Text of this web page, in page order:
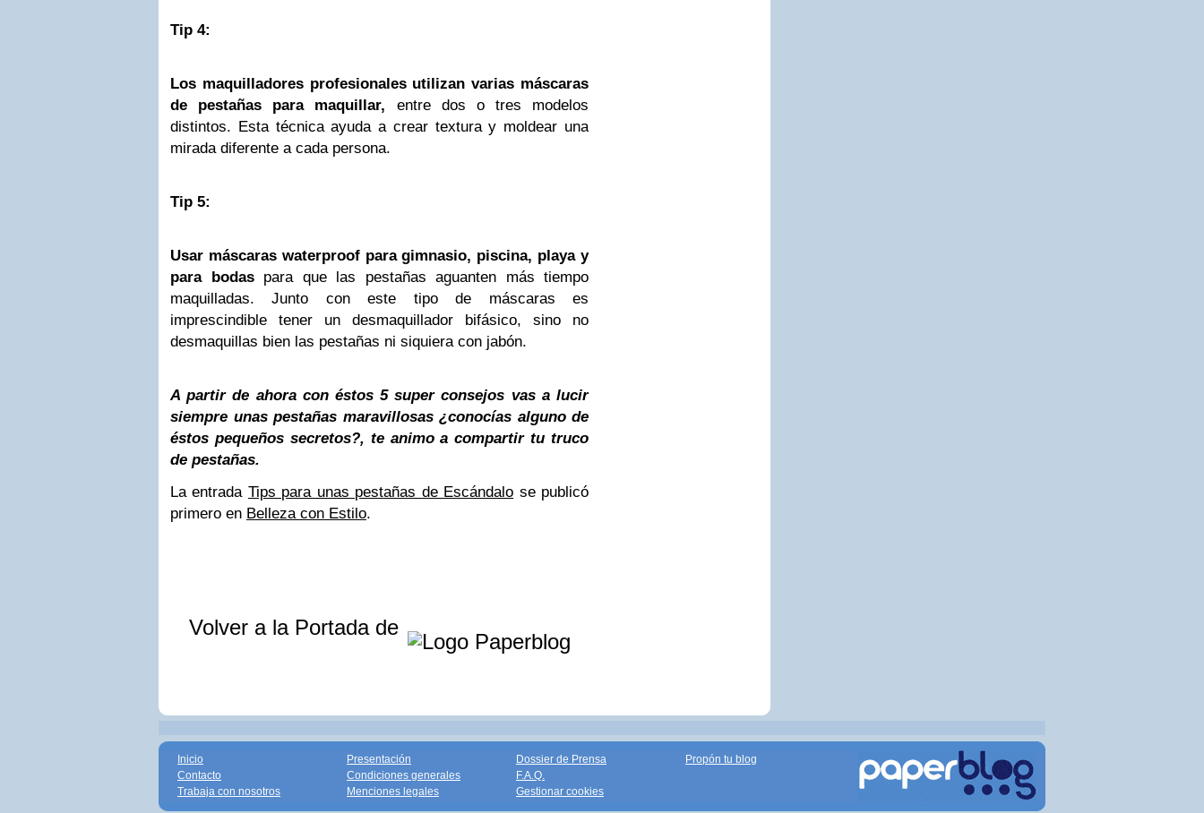
Tip 4:
Los maquilladores profesionales utilizan varias máscaras
de pestañas para maquillar, entre dos o tres modelos
distintos. Esta técnica ayuda a crear textura y moldear una
mirada diferente a cada persona.
Tip 5:
Usar máscaras waterproof para gimnasio, piscina, playa y
para bodaspara que las pestañas aguanten más tiempo
maquilladas. Junto con este tipo de máscaras es
imprescindible tener un desmaquillador bifásico, sino no
desmaquillas bien las pestañas ni siquiera con jabón.
A partir de ahora con éstos 5 super consejos vas a lucir
siempre unas pestañas maravillosas ¿conocías alguno de
éstos pequeños secretos?, te animo a compartir tu truco
de pestañas.
La entrada Tips para unas pestañas de Escándalo se publicó
primero en Belleza con Estilo.
Volver a la Portada de
Inicio
Contacto
Trabaja con nosotros
Presentación
Condiciones generales
Menciones legales
Dossier de Prensa
F.A.Q.
Gestionar cookies
Propón tu blog